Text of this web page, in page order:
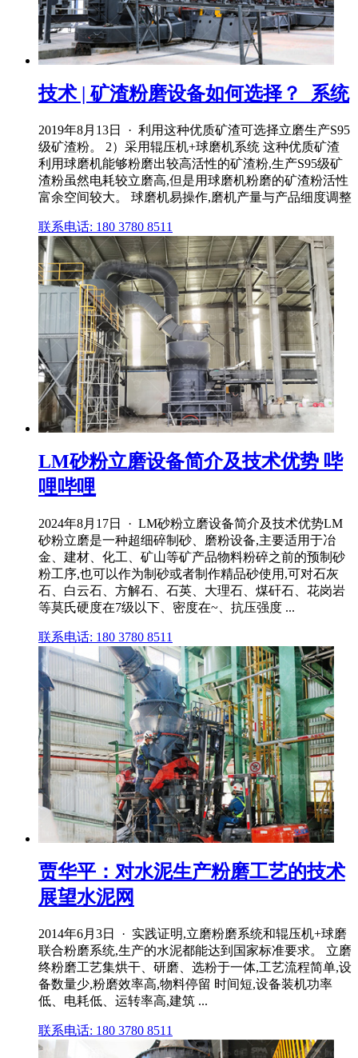
技术 | 矿渣粉磨设备如何选择？_系统
2019年8月13日 · 利用这种优质矿渣可选择立磨生产S95
级矿渣粉。 2）采用辊压机+球磨机系统 这种优质矿渣
利用球磨机能够粉磨出较高活性的矿渣粉,生产S95级矿
渣粉虽然电耗较立磨高,但是用球磨机粉磨的矿渣粉活性
富余空间较大。 球磨机易操作,磨机产量与产品细度调整
联系电话: 180 3780 8511
LM砂粉立磨设备简介及技术优势 哔
哩哔哩
2024年8月17日 · LM砂粉立磨设备简介及技术优势LM
砂粉立磨是一种超细碎制砂、磨粉设备,主要适用于冶
金、建材、化工、矿山等矿产品物料粉碎之前的预制砂
粉工序,也可以作为制砂或者制作精品砂使用,可对石灰
石、白云石、方解石、石英、大理石、煤矸石、花岗岩
等莫氏硬度在7级以下、密度在~、抗压强度 ...
联系电话: 180 3780 8511
贾华平：对水泥生产粉磨工艺的技术
展望水泥网
2014年6月3日 · 实践证明,立磨粉磨系统和辊压机+球磨
联合粉磨系统,生产的水泥都能达到国家标准要求。 立磨
终粉磨工艺集烘干、研磨、选粉于一体,工艺流程简单,设
备数量少,粉磨效率高,物料停留 时间短,设备装机功率
低、电耗低、运转率高,建筑 ...
联系电话: 180 3780 8511